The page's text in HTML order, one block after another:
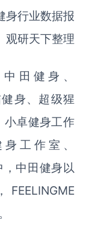
身行业数据报
观研天下整理
田健身、
身、超级猩
小卓健身工作
工作室、
，中田健身以
FEELINGME